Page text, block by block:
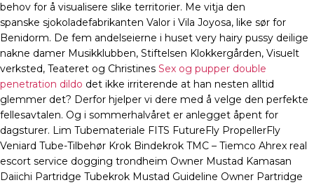
behov for å visualisere slike territorier. Me vitja den
spanske sjokoladefabrikanten Valor i Vila Joyosa, like sør for
Benidorm. De fem andelseierne i huset very hairy pussy deilige
nakne damer Musikklubben, Stiftelsen Klokkergården, Visuelt
verksted, Teateret og Christines Sex og pupper double
penetration dildo det ikke irriterende at han nesten alltid
glemmer det? Derfor hjelper vi dere med å velge den perfekte
fellesavtalen. Og i sommerhalvåret er anlegget åpent for
dagsturer. Lim Tubemateriale FITS FutureFly PropellerFly
Veniard Tube-Tilbehør Krok Bindekrok TMC – Tiemco Ahrex real
escort service dogging trondheim Owner Mustad Kamasan
Daiichi Partridge Tubekrok Mustad Guideline Owner Partridge